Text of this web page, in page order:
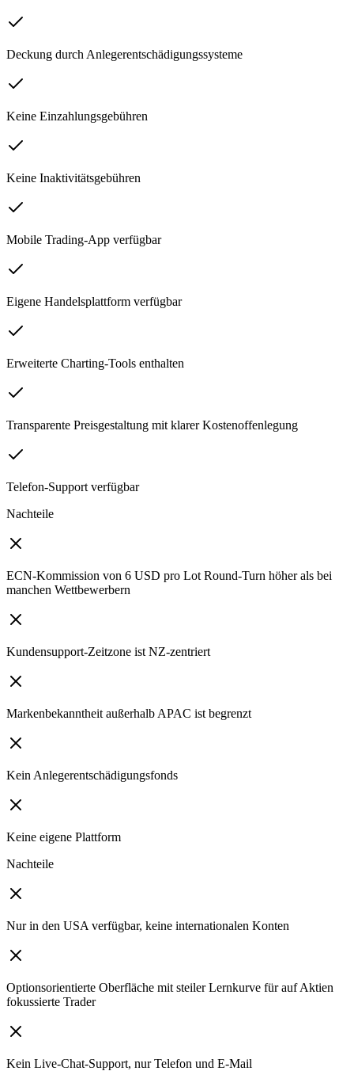
Deckung durch Anlegerentschädigungssysteme
Keine Einzahlungsgebühren
Keine Inaktivitätsgebühren
Mobile Trading-App verfügbar
Eigene Handelsplattform verfügbar
Erweiterte Charting-Tools enthalten
Transparente Preisgestaltung mit klarer Kostenoffenlegung
Telefon-Support verfügbar
Nachteile
ECN-Kommission von 6 USD pro Lot Round-Turn höher als bei
manchen Wettbewerbern
Kundensupport-Zeitzone ist NZ-zentriert
Markenbekanntheit außerhalb APAC ist begrenzt
Kein Anlegerentschädigungsfonds
Keine eigene Plattform
Nachteile
Nur in den USA verfügbar, keine internationalen Konten
Optionsorientierte Oberfläche mit steiler Lernkurve für auf Aktien
fokussierte Trader
Kein Live-Chat-Support, nur Telefon und E-Mail